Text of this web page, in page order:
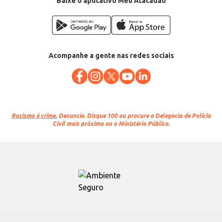
Acompanhe a gente nas redes sociais
Racismo é crime. Denuncie. Disque 100 ou procure a Delegacia de Polícia
Civil mais próxima ou o Ministério Público.